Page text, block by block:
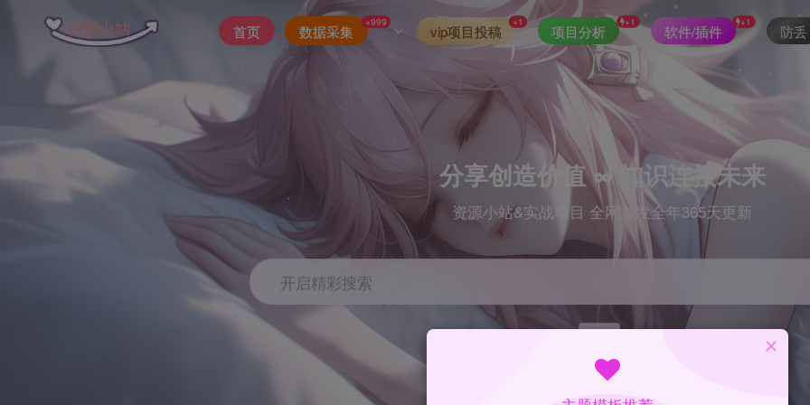
首页 数据采集
+999
vip项目投稿
+1
项目分析
+1
软件/插件
+1
防丢
分享创造价值 ∞ 知识连接未来
资源小站&实战项目 全网首发全年365天更新
开启精彩搜索
index